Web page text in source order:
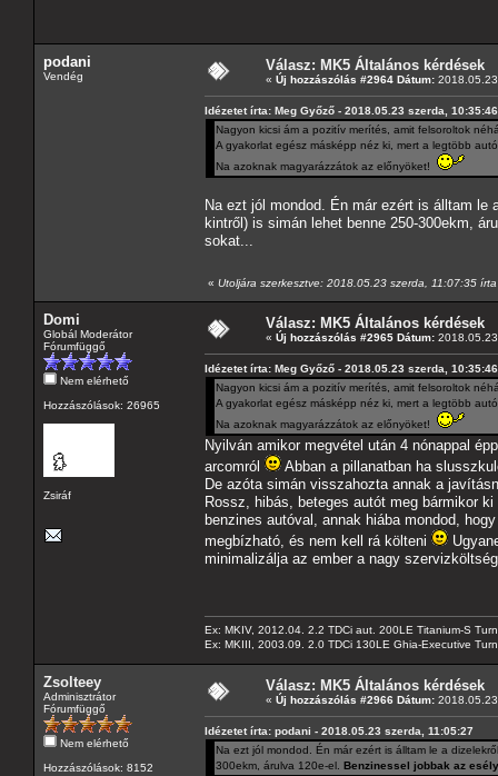
podani
Vendég
Válasz: MK5 Általános kérdések
« Új hozzászólás #2964 Dátum:
Idézetet írta: Meg Győző - 2018.05.23 szerda, 10:35:46
Nagyon kicsi ám a pozitív merítés, amit felsoroltok
A gyakorlat egész másképp néz ki, mert a legtöbb
Na azoknak magyarázzátok az előnyöket!
Na ezt jól mondod. Én már ezért is álltam
kintről) is simán lehet benne 250-300ekm,
sokat...
« Utoljára szerkesztve: 2018.05.23 szerda, 11:07:35
Domi
Globál Moderátor
Fórumfüggő
Nem elérhető
Hozzászólások: 26965
Zsiráf
Válasz: MK5 Általános kérdések
« Új hozzászólás #2965 Dátum:
Idézetet írta: Meg Győző - 2018.05.23 szerda, 10:35:46
Nagyon kicsi ám a pozitív merítés, amit felsoroltok
A gyakorlat egész másképp néz ki, mert a legtöbb
Na azoknak magyarázzátok az előnyöket!
Nyilván amikor megvétel után 4 nónappal
arcomról
Abban a pillanatban ha
De azóta simán visszahozta annak a
Rossz, hibás, beteges autót meg bármikor
benzines autóval, annak hiába mondod,
megbízható, és nem kell rá költeni
minimalizálja az ember a nagy
Ex: MKIV, 2012.04. 2.2 TDCi aut. 200LE Titanium-S
Ex: MKIII, 2003.09. 2.0 TDCi 130LE Ghia-Executive
Zsolteey
Adminisztrátor
Fórumfüggő
Nem elérhető
Hozzászólások: 8152
Válasz: MK5 Általános kérdések
« Új hozzászólás #2966 Dátum:
Idézetet írta: podani - 2018.05.23 szerda, 11:05:27
Na ezt jól mondod. Én már ezért is álltam le a
300ekm, árulva 120e-el. Benzinessel jobbak az